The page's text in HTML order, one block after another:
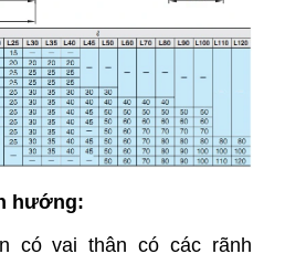
hướng:
có vai thân có các rãnh